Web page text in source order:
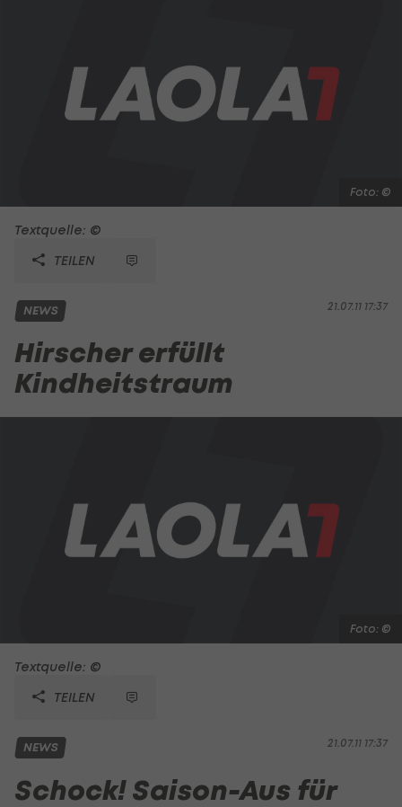
Foto: ©
Textquelle: ©
TEILEN
21.07.11 17:37
NEWS
Hirscher erfüllt
Kindheitstraum
Foto: ©
Textquelle: ©
TEILEN
21.07.11 17:37
NEWS
Schock! Saison-Aus für